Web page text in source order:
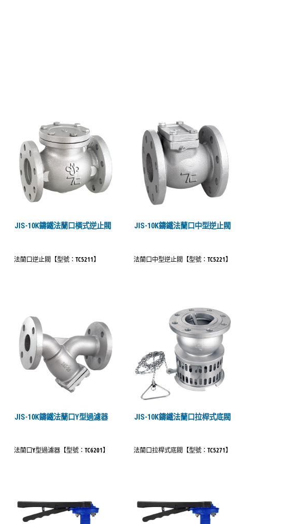
JIS-10K鑄鐵法蘭口橫式逆止閥
法蘭口逆止閥【型號：TC5211】
JIS-10K鑄鐵法蘭口中型逆止閥
法蘭口中型逆止閥【型號：TC5221】
JIS-10K鑄鐵法蘭口Y型過濾器
法蘭口Y型過濾器【型號：TC6201】
JIS-10K鑄鐵法蘭口拉桿式底閥
法蘭口拉桿式底閥【型號：TC5271】